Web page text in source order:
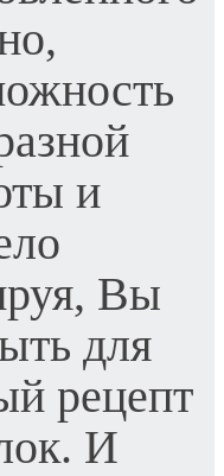
и
Вы
для
рецепт
И